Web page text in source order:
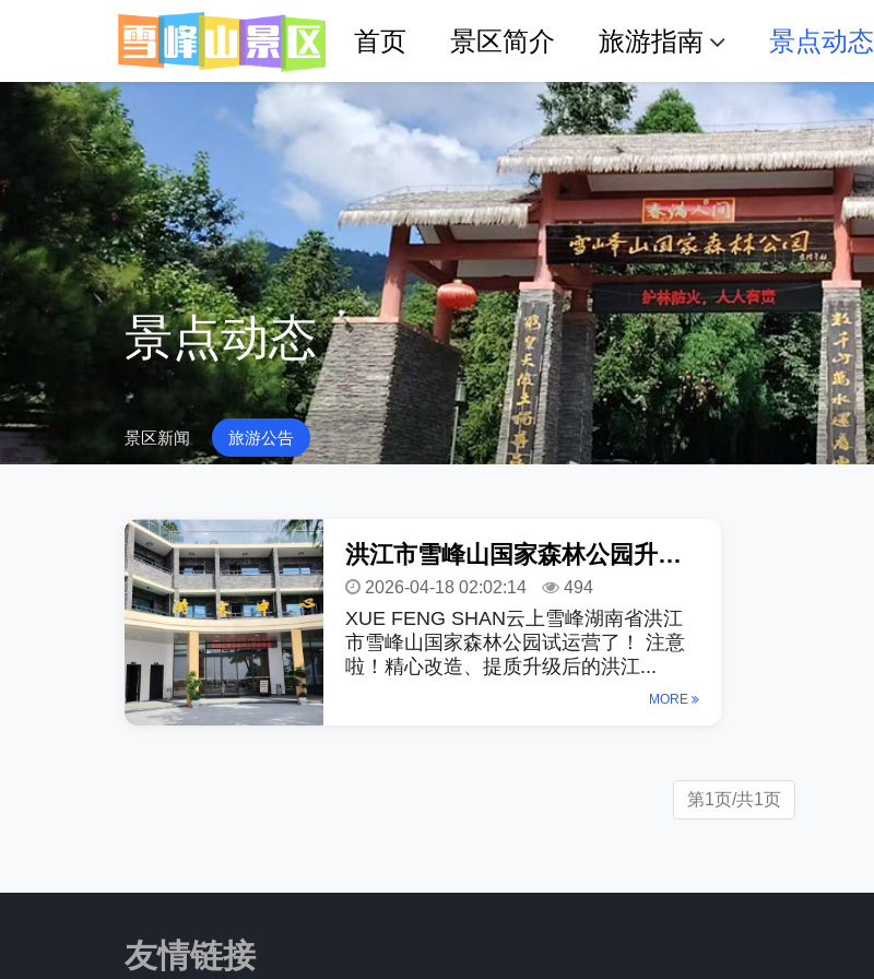
首页 景区简介 旅游指南 景点动态
景点动态
景区新闻 旅游公告
洪江市雪峰山国家森林公园升级试运营了！解锁夏日森系度假新体验
2026-04-18 02:02:14 494
XUE FENG SHAN云上雪峰湖南省洪江
市雪峰山国家森林公园试运营了！ 注意
啦！精心改造、提质升级后的洪江...
MORE
第1页/共1页
友情链接